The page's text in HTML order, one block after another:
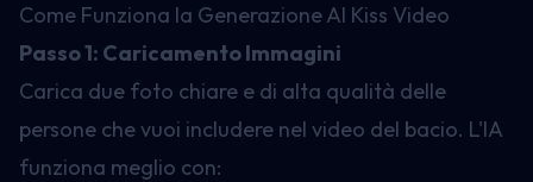
Come Funziona la Generazione AI Kiss Video
Passo 1: Caricamento Immagini
Carica due foto chiare e di alta qualità delle
persone che vuoi includere nel video del bacio. L'IA
funziona meglio con: